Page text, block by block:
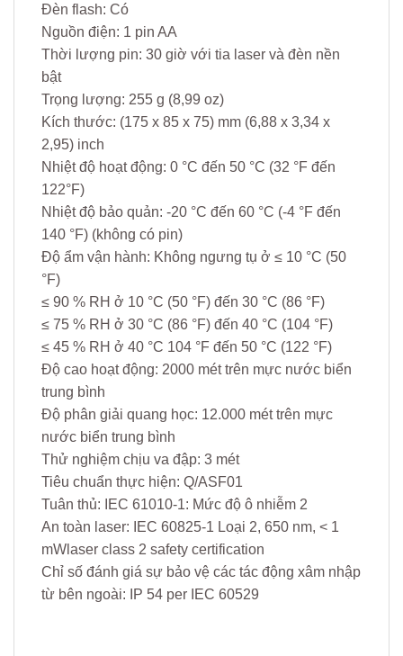
Đèn flash: Có
Nguồn điện: 1 pin AA
Thời lượng pin: 30 giờ với tia laser và đèn nền
bật
Trọng lượng: 255 g (8,99 oz)
Kích thước: (175 x 85 x 75) mm (6,88 x 3,34 x
2,95) inch
Nhiệt độ hoạt động: 0 °C đến 50 °C (32 °F đến
122°F)
Nhiệt độ bảo quản: -20 °C đến 60 °C (-4 °F đến
140 °F) (không có pin)
Độ ẩm vận hành: Không ngưng tụ ở ≤ 10 °C (50
°F)
≤ 90 % RH ở 10 °C (50 °F) đến 30 °C (86 °F)
≤ 75 % RH ở 30 °C (86 °F) đến 40 °C (104 °F)
≤ 45 % RH ở 40 °C 104 °F đến 50 °C (122 °F)
Độ cao hoạt động: 2000 mét trên mực nước biển
trung bình
Độ phân giải quang học: 12.000 mét trên mực
nước biển trung bình
Thử nghiệm chịu va đập: 3 mét
Tiêu chuẩn thực hiện: Q/ASF01
Tuân thủ: IEC 61010-1: Mức độ ô nhiễm 2
An toàn laser: IEC 60825-1 Loại 2, 650 nm, < 1
mWlaser class 2 safety certification
Chỉ số đánh giá sự bảo vệ các tác động xâm nhập
từ bên ngoài: IP 54 per IEC 60529